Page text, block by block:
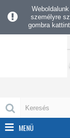
személyre
gombra
MENÜ